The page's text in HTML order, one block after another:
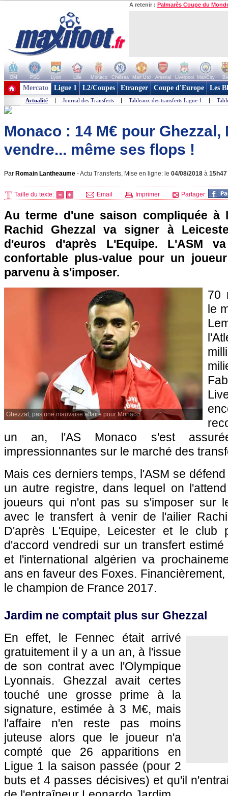
A retenir : Palmarès Coupe du
OM PSG Lyon Lille Monaco Chelsea Man Utd Arsenal Liverpool ManCity
+ de clubs
Mercato Ligue 1 L2/Coupes Etranger Coupe d'Europe Les
Actualité | Journal des Transferts | Tableaux des transferts Ligue 1 |
Monaco : 14 M€ pour Ghezzal,
vendre... même ses flops !
Par Romain Lantheaume -Actu Transferts, Mise en ligne: le 04/08/2018 à 15h47
Taille du texte: Email Imprimer Partager:
Au terme d'une saison compliquée à
Rachid Ghezzal va signer à
d'euros d'après L'Equipe. L'ASM
confortable plus-value pour un
parvenu à s'imposer.
Ghezzal, pas une mauvaise affaire pour Monaco...
70
le
un an, l'AS Monaco s'est
impressionnantes sur le marché des
Mais ces derniers temps, l'ASM se
un autre registre, dans lequel on
joueurs qui n'ont pas su s'imposer sur
avec le transfert à venir de l'ailier
D'après L'Equipe, Leicester et le club
d'accord vendredi sur un transfert
et l'international algérien va
ans en faveur des Foxes.
le champion de France 2017.
Jardim ne comptait plus sur Ghezzal
En effet, le Fennec était arrivé
gratuitement il y a un an, à l'issue
de son contrat avec l'Olympique
Lyonnais. Ghezzal avait certes
touché une grosse prime à la
signature, estimée à 3 M€, mais
l'affaire n'en reste pas moins
juteuse alors que le joueur n'a
compté que 26 apparitions en
Ligue 1 la saison passée (pour 2
buts et 4 passes décisives) et qu'il